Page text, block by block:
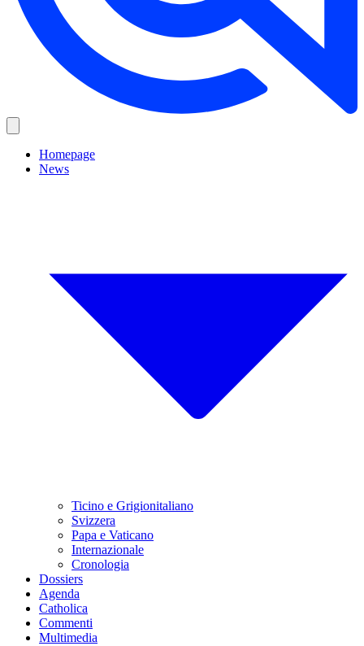
Homepage
News
Ticino e Grigionitaliano
Svizzera
Papa e Vaticano
Internazionale
Cronologia
Dossiers
Agenda
Catholica
Commenti
Multimedia